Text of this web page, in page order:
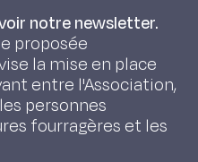
notre newsletter.
proposée
la mise en place
entre l'Association,
personnes
fourragères et les